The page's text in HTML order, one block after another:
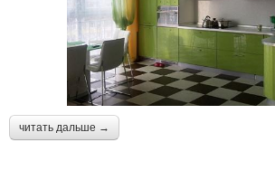
читать дальше →